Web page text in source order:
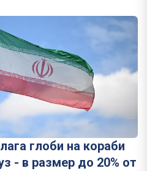
глоби на кораби
- в размер до 20% от